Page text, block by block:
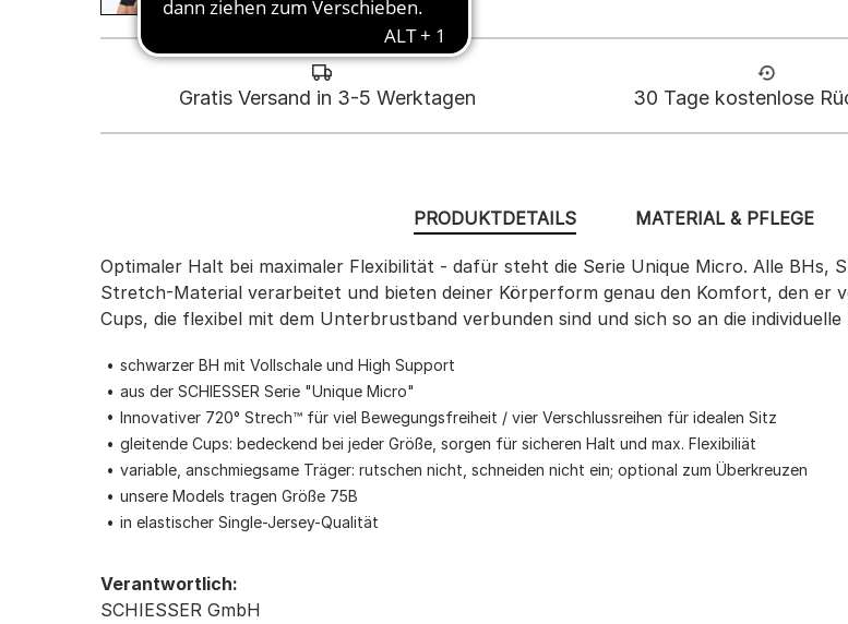
Gratis Versand in 3-5 Werktagen 30 Tage kostenlose
PRODUKTDETAILS
Optimaler Halt bei maximaler Flexibilität - dafür steht die Serie Unique Micro. Alle BHs,
Stretch-Material verarbeitet und bieten deiner Körperform genau den Komfort, den er
Cups, die flexibel mit dem Unterbrustband verbunden sind und sich so an die
schwarzer BH mit Vollschale und High Support
aus der SCHIESSER Serie "Unique Micro"
Innovativer 720° Strech™ für viel Bewegungsfreiheit / vier Verschlussreihen für idealen Sitz
gleitende Cups: bedeckend bei jeder Größe, sorgen für sicheren Halt und max. Flexibiliät
variable, anschmiegsame Träger: rutschen nicht, schneiden nicht ein; optional zum Überkreuzen
unsere Models tragen Größe 75B
in elastischer Single-Jersey-Qualität
Verantwortlich:
SCHIESSER GmbH
MATERIAL & PFLEGE